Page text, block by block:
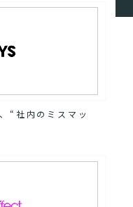
“社内のミスマッ